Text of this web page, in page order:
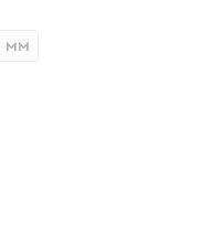
мм